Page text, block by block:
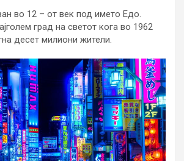
во 12 – от век под името Едо.
град на светот кога во 1962
десет милиони жители.